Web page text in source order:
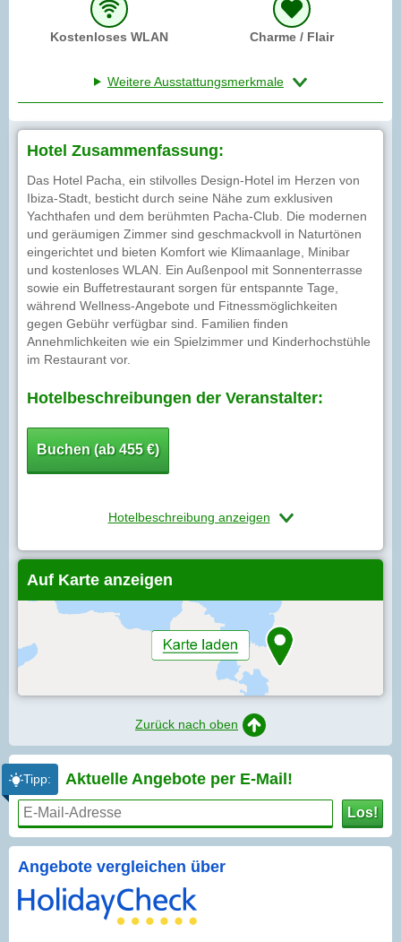
Kostenloses WLAN Charme / Flair
Weitere Ausstattungsmerkmale
Hotel Zusammenfassung:
Das Hotel Pacha, ein stilvolles Design-Hotel im Herzen von
Ibiza-Stadt, besticht durch seine Nähe zum exklusiven
Yachthafen und dem berühmten Pacha-Club. Die modernen
und geräumigen Zimmer sind geschmackvoll in Naturtönen
eingerichtet und bieten Komfort wie Klimaanlage, Minibar
und kostenloses WLAN. Ein Außenpool mit Sonnenterrasse
sowie ein Buffetrestaurant sorgen für entspannte Tage,
während Wellness-Angebote und Fitnessmöglichkeiten
gegen Gebühr verfügbar sind. Familien finden
Annehmlichkeiten wie ein Spielzimmer und Kinderhochstühle
im Restaurant vor.
Hotelbeschreibungen der Veranstalter:
Buchen (ab 455 €)
Hotelbeschreibung anzeigen
Auf Karte anzeigen
Zurück nach oben
Tipp: Aktuelle Angebote per E-Mail!
Los!
Angebote vergleichen über